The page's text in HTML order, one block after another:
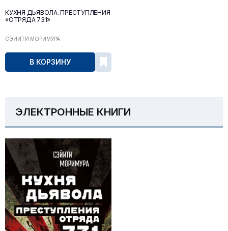
КУХНЯ ДЬЯВОЛА. ПРЕСТУПЛЕНИЯ
«ОТРЯДА 731»
СЭЙИТИ МОРИМУРА
В КОРЗИНУ
ЭЛЕКТРОННЫЕ КНИГИ